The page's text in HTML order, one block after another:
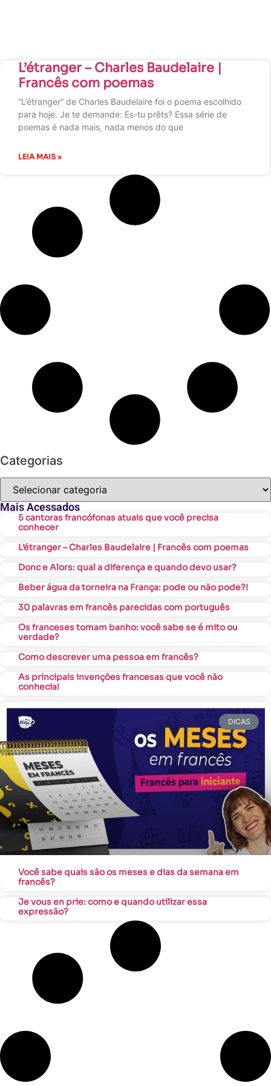
L’étranger – Charles Baudelaire |
Francês com poemas
“L’étranger” de Charles Baudelaire foi o poema escolhido
para hoje. Je te demande: Es-tu prêts? Essa série de
poemas é nada mais, nada menos do que
LEIA MAIS »
Categorias
Mais Acessados
5 cantoras francófonas atuais que você precisa
conhecer
L’étranger – Charles Baudelaire | Francês com poemas
Donc e Alors: qual a diferença e quando devo usar?
Beber água da torneira na França: pode ou não pode?!
30 palavras em francês parecidas com português
Os franceses tomam banho: você sabe se é mito ou
verdade?
Como descrever uma pessoa em francês?
As principais invenções francesas que você não
conhecia!
DICAS
Você sabe quais são os meses e dias da semana em
francês?
Je vous en prie: como e quando utilizar essa
expressão?